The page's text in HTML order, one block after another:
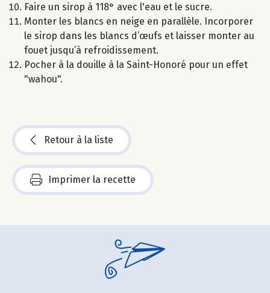
Faire un sirop à 118° avec l'eau et le sucre.
Monter les blancs en neige en parallèle. Incorporer
le sirop dans les blancs d’œufs et laisser monter au
fouet jusqu’à refroidissement.
Pocher à la douille à la Saint-Honoré pour un effet
"wahou".
Retour à la liste
Imprimer la recette